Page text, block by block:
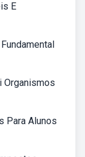
E
Organismos
Para Alunos